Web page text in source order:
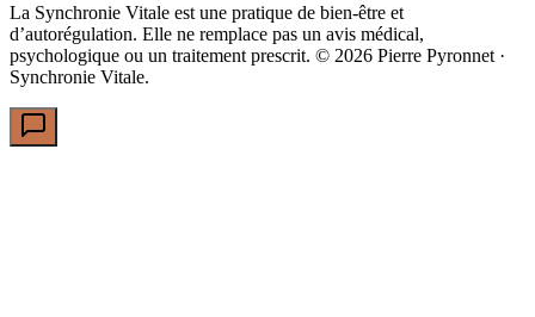
La Synchronie Vitale est une pratique de bien-être et
d’autorégulation. Elle ne remplace pas un avis médical,
psychologique ou un traitement prescrit. © 2026 Pierre Pyronnet ·
Synchronie Vitale.